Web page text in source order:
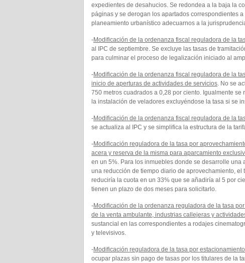
expedientes de desahucios. Se redondea a la baja la
páginas y se derogan los apartados correspondientes
planeamiento urbanístico adecuarnos a la
-Modificación de la ordenanza fiscal reguladora de la
al IPC de septiembre. Se excluye las tasas de
para culminar el proceso de legalización iniciado al
-Modificación de la ordenanza fiscal reguladora de la
inicio de aperturas de actividades de servicios. No se
750 metros cuadrados a 0,28 por ciento. Igualmente
la instalación de veladores excluyéndose la tasa si se
-Modificación de la ordenanza fiscal reguladora de la
se actualiza al IPC y se simplifica la estructura de la
-Modificación reguladora de la tasa por
acera y reserva de la misma para aparcamiento
en un 5%. Para los inmuebles donde se desarrolle
una reducción de tiempo diario de aprovechamiento,
reduciría la cuota en un 33% que se añadiría al 5 por
tienen un plazo de dos meses para solicitarlo.
-Modificación de la ordenanza reguladora de la tasa
de la venta ambulante, industrias callejeras y
sustancial en las correspondientes a rodajes
y televisivos.
-Modificación reguladora de la tasa por
ocupar plazas sin pago de tasas por los titulares de la